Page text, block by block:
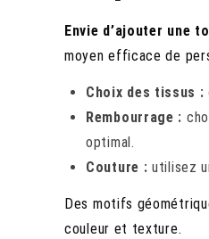
Envie d’ajouter une
moyen efficace de
Choix des tissus :
Rembourrage :
optimal.
Couture : utilisez
Des motifs
couleur et texture.